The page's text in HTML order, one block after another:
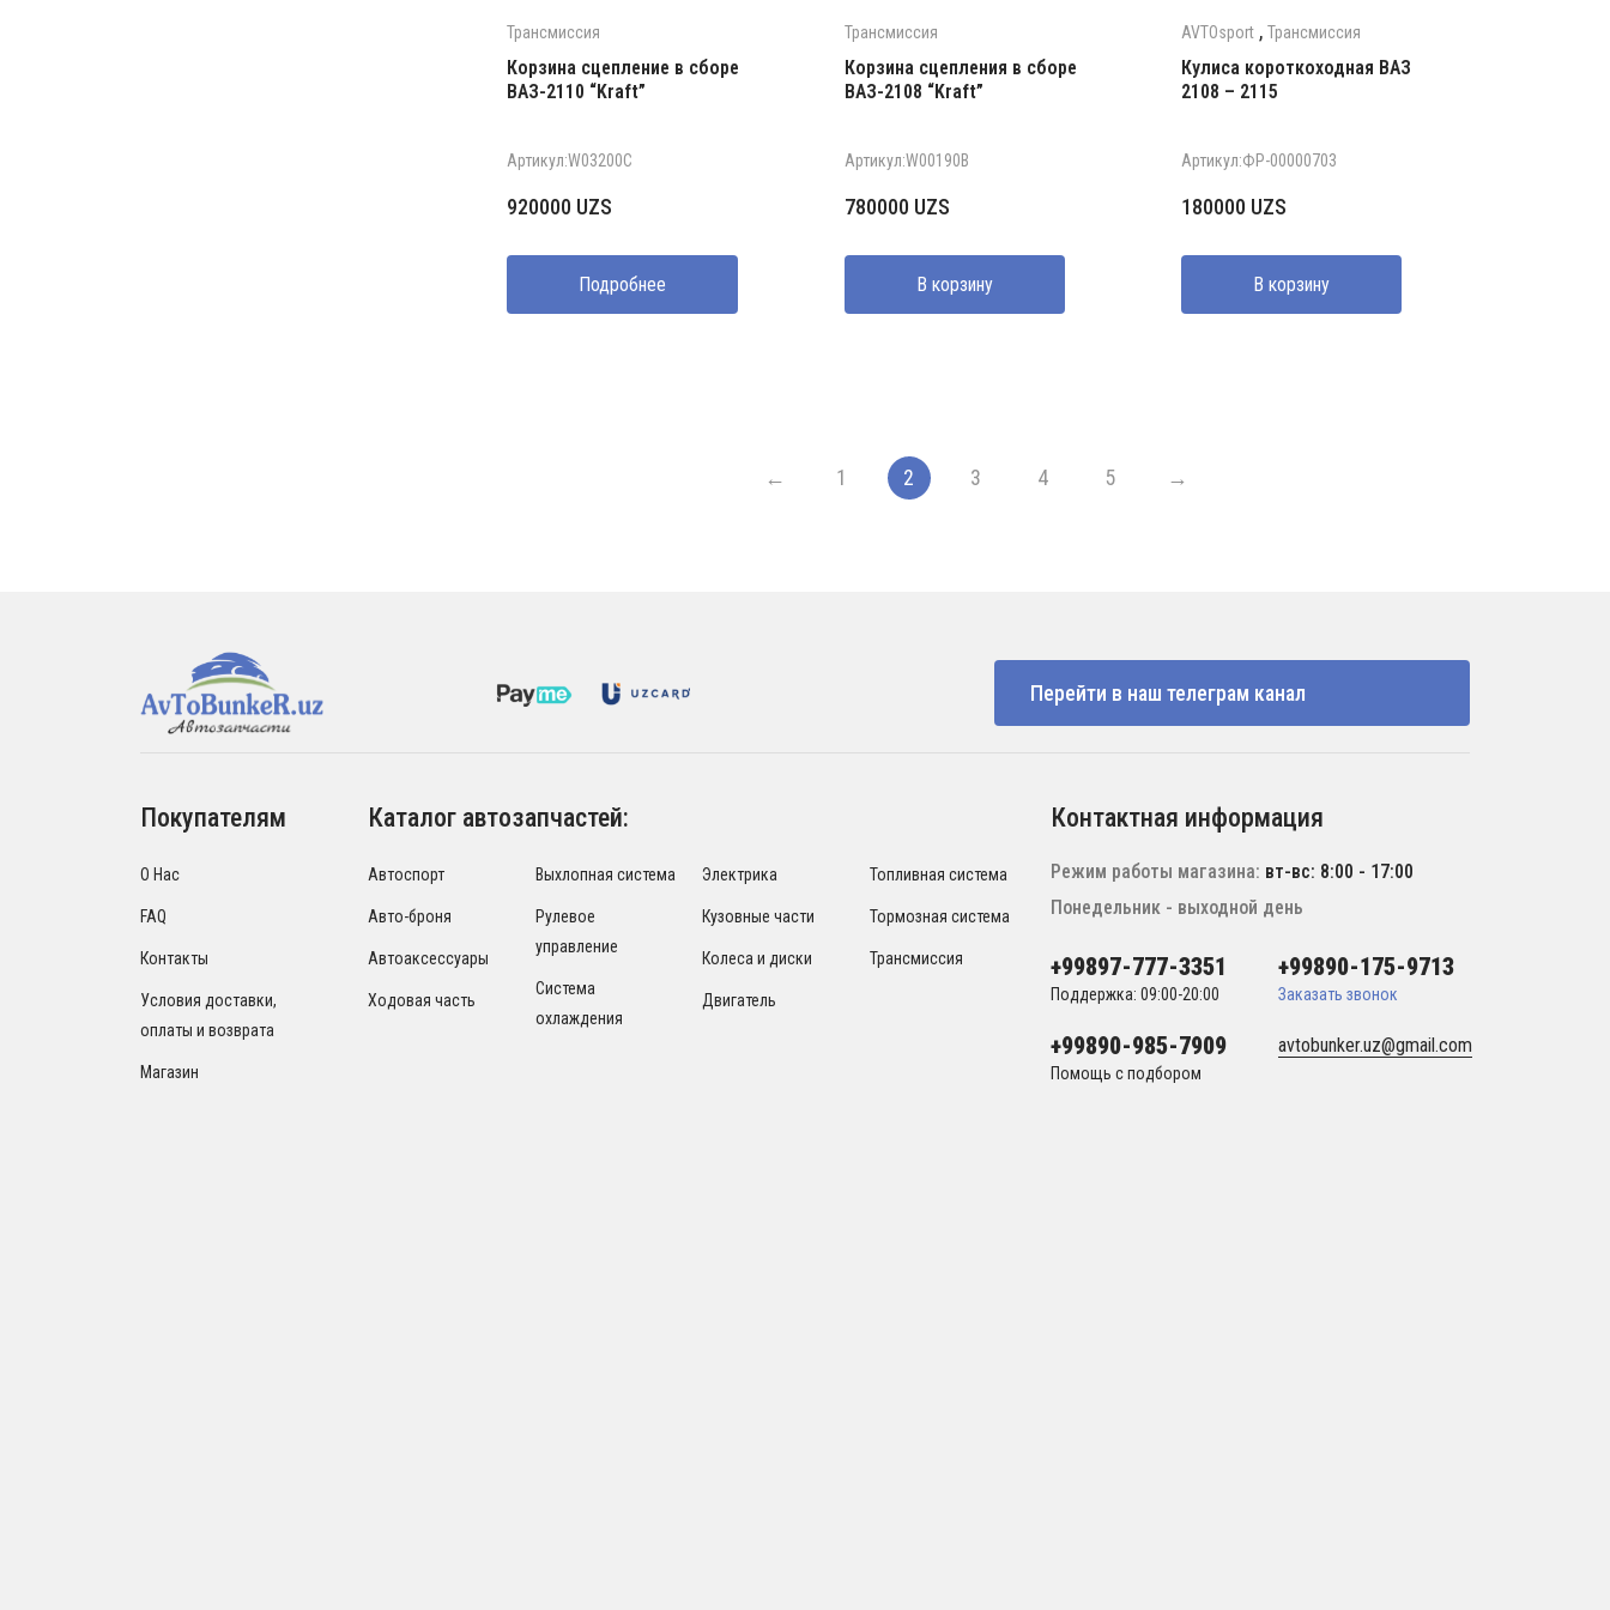
Трансмиссия
Корзина сцепление в сборе
ВАЗ-2110 “Kraft”
Артикул:W03200C
920000 UZS
Подробнее
Трансмиссия
Корзина сцепления в сборе
ВАЗ-2108 “Kraft”
Артикул:W00190B
780000 UZS
В корзину
AVTOsport ,Трансмиссия
Кулиса короткоходная ВАЗ
2108 – 2115
Артикул:ФР-00000703
180000 UZS
В корзину
← 1 2 3 4 5 →
Перейти в наш телеграм канал
Покупателям
О Нас
FAQ
Контакты
Условия доставки,
оплаты и возврата
Магазин
Каталог автозапчастей:
Автоспорт
Авто-броня
Автоаксессуары
Ходовая часть
Выхлопная система
Рулевое
управление
Система
охлаждения
Электрика
Кузовные части
Колеса и диски
Двигатель
Топливная система
Тормозная система
Трансмиссия
Контактная информация
Режим работы магазина: вт-вс: 8:00 - 17:00
Понедельник - выходной день
+99897-777-3351
Поддержка: 09:00-20:00
+99890-175-9713
Заказать звонок
+99890-985-7909
Помощь с подбором
avtobunker.uz@gmail.com